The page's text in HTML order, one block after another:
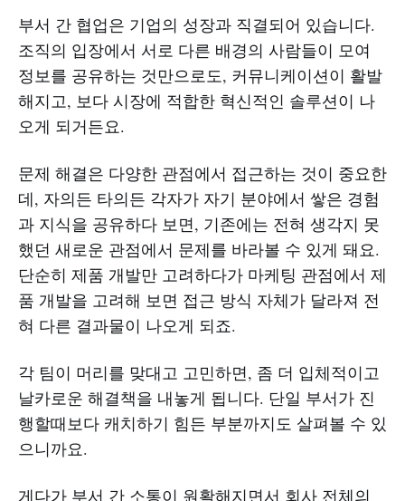
부서 간 협업은 기업의 성장과 직결되어 있습니다.
조직의 입장에서 서로 다른 배경의 사람들이 모여
정보를 공유하는 것만으로도, 커뮤니케이션이 활발
해지고, 보다 시장에 적합한 혁신적인 솔루션이 나
오게 되거든요.
문제 해결은 다양한 관점에서 접근하는 것이 중요한
데, 자의든 타의든 각자가 자기 분야에서 쌓은 경험
과 지식을 공유하다 보면, 기존에는 전혀 생각지 못
했던 새로운 관점에서 문제를 바라볼 수 있게 돼요.
단순히 제품 개발만 고려하다가 마케팅 관점에서 제
품 개발을 고려해 보면 접근 방식 자체가 달라져 전
혀 다른 결과물이 나오게 되죠.
각 팀이 머리를 맞대고 고민하면, 좀 더 입체적이고
날카로운 해결책을 내놓게 됩니다. 단일 부서가 진
행할때보다 캐치하기 힘든 부분까지도 살펴볼 수 있
으니까요.
게다가 부서 간 소통이 원활해지면서 회사 전체의